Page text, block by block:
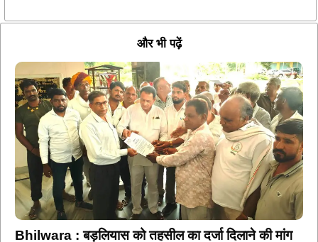
और भी पढ़ें
Bhilwara : बड़लियास को तहसील का दर्जा दिलाने की मांग